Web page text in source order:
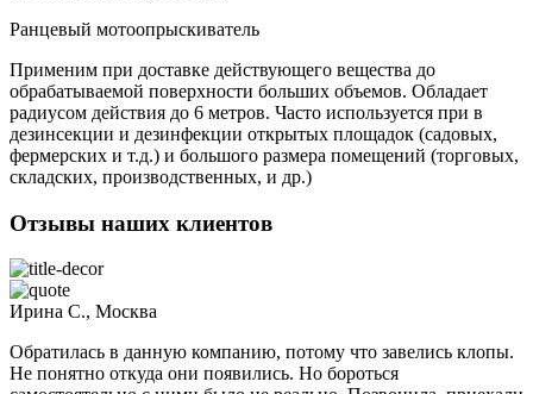
Ранцевый мотоопрыскиватель
Применим при доставке действующего вещества до
обрабатываемой поверхности больших объемов. Обладает
радиусом действия до 6 метров. Часто используется при в
дезинсекции и дезинфекции открытых площадок (садовых,
фермерских и т.д.) и большого размера помещений (торговых,
складских, производственных, и др.)
Отзывы наших клиентов
Ирина С., Москва
Обратилась в данную компанию, потому что завелись клопы.
Не понятно откуда они появились. Но бороться